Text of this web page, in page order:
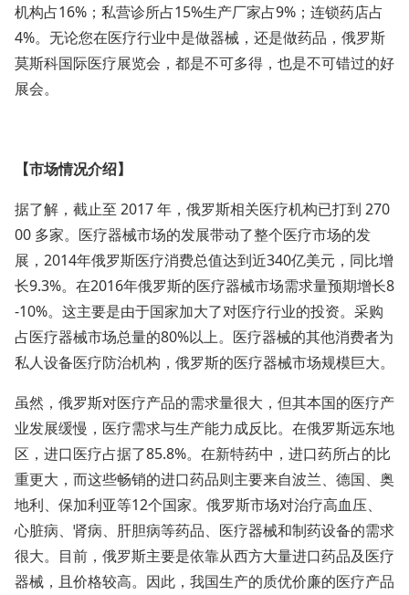
机构占16%；私营诊所占15%生产厂家占9%；连锁药店占
4%。无论您在医疗行业中是做器械，还是做药品，俄罗斯
莫斯科国际医疗展览会，都是不可多得，也是不可错过的好
展会。
【市场情况介绍】
据了解，截止至 2017 年，俄罗斯相关医疗机构已打到 270
00 多家。医疗器械市场的发展带动了整个医疗市场的发
展，2014年俄罗斯医疗消费总值达到近340亿美元，同比增
长9.3%。在2016年俄罗斯的医疗器械市场需求量预期增长8
-10%。这主要是由于国家加大了对医疗行业的投资。采购
占医疗器械市场总量的80%以上。医疗器械的其他消费者为
私人设备医疗防治机构，俄罗斯的医疗器械市场规模巨大。
虽然，俄罗斯对医疗产品的需求量很大，但其本国的医疗产
业发展缓慢，医疗需求与生产能力成反比。在俄罗斯远东地
区，进口医疗占据了85.8%。在新特药中，进口药所占的比
重更大，而这些畅销的进口药品则主要来自波兰、德国、奥
地利、保加利亚等12个国家。俄罗斯市场对治疗高血压、
心脏病、肾病、肝胆病等药品、医疗器械和制药设备的需求
很大。目前，俄罗斯主要是依靠从西方大量进口药品及医疗
器械，且价格较高。因此，我国生产的质优价廉的医疗产品